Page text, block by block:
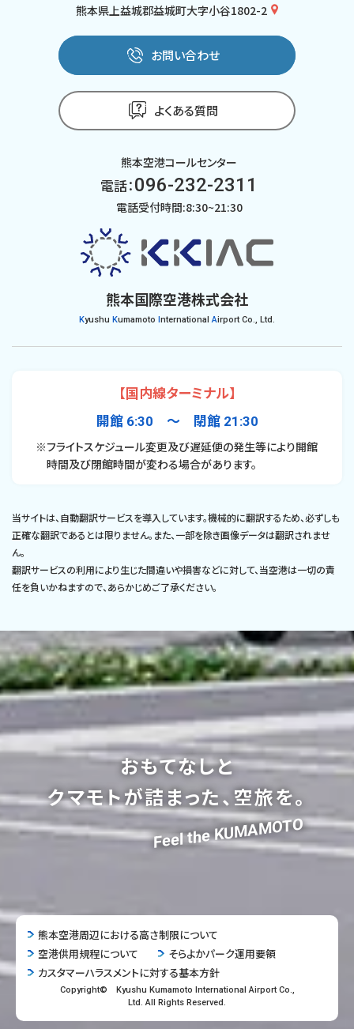
熊本県上益城郡益城町大字小谷1802-2
お問い合わせ
よくある質問
熊本空港コールセンター
電話：096-232-2311
電話受付時間:8:30~21:30
熊本国際空港株式会社
Kyushu Kumamoto nternationalAirport Co., Ltd.
【国内線ターミナル】
開館 6:30 〜 閉館 21:30
※フライトスケジュール変更及び遅延便の発生等により開館
時間及び閉館時間が変わる場合があります。
当サイトは、自動翻訳サービスを導入しています。機械的に翻訳するため、必ずしも
正確な翻訳であるとは限りません。また、一部を除き画像データは翻訳されませ
ん。
翻訳サービスの利用により生じた間違いや損害などに対して、当空港は一切の責
任を負いかねますので、あらかじめご了承ください。
おもてなしと
クマモトが詰まった、空旅を。
Feel the KUMAMOTO
熊本空港周辺における高さ制限について
空港供用規程について
そらよかパーク運用要領
カスタマーハラスメントに対する基本方針
Copyright© Kyushu Kumamoto International Airport Co.,
Ltd. All Rights Reserved.